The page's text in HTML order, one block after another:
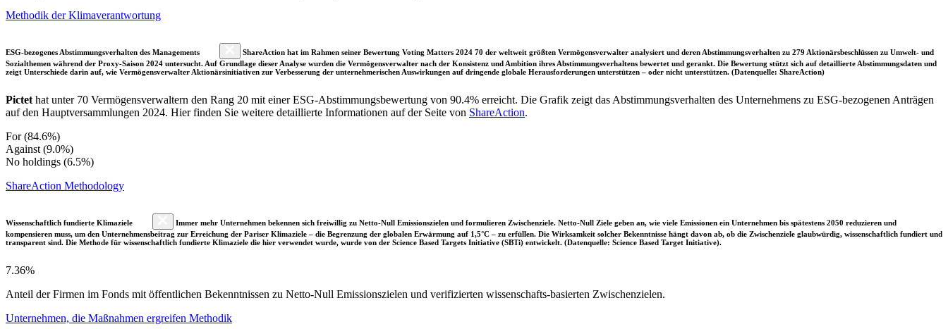
Methodik der Klimaverantwortung
ESG-bezogenes Abstimmungsverhalten des Managements
ShareAction hat im Rahmen seiner Bewertung Voting Matters 2024 70 der weltweit größten Vermögensverwalter analysiert und deren Abstimmungsverhalten zu 279 Aktionärsbeschlüssen zu Umwelt- und
Sozialthemen während der Proxy-Saison 2024 untersucht. Auf Grundlage dieser Analyse wurden die Vermögensverwalter nach der Konsistenz und Ambition ihres Abstimmungsverhaltens bewertet und gerankt. Die Bewertung stützt sich auf detaillierte Abstimmungsdaten und
zeigt Unterschiede darin auf, wie Vermögensverwalter Aktionärsinitiativen zur Verbesserung der unternehmerischen Auswirkungen auf dringende globale Herausforderungen unterstützen – oder nicht unterstützen. (Datenquelle: ShareAction)
Pictet hat unter 70 Vermögensverwaltern den Rang 20 mit einer ESG-Abstimmungsbewertung von 90.4% erreicht. Die Grafik zeigt das Abstimmungsverhalten des Unternehmens zu ESG-bezogenen Anträgen
auf den Hauptversammlungen 2024. Hier finden Sie weitere detaillierte Informationen auf der Seite von ShareAction.
For (84.6%)
Against (9.0%)
No holdings (6.5%)
ShareAction Methodology
Wissenschaftlich fundierte Klimaziele
Immer mehr Unternehmen bekennen sich freiwillig zu Netto-Null Emissionszielen und formulieren Zwischenziele. Netto-Null Ziele geben an, wie viele Emissionen ein Unternehmen bis spätestens 2050 reduzieren und
kompensieren muss, um den Unternehmensbeitrag zur Erreichung der Pariser Klimaziele – die Begrenzung der globalen Erwärmung auf 1,5°C – zu erfüllen. Die Wirksamkeit solcher Bekenntnisse hängt davon ab, ob die Zwischenziele glaubwürdig, wissenschaftlich fundiert und
transparent sind. Die Methode für wissenschaftlich fundierte Klimaziele die hier verwendet wurde, wurde von der Science Based Targets Initiative (SBTi) entwickelt. (Datenquelle: Science Based Target Initiative).
7.36%
Anteil der Firmen im Fonds mit öffentlichen Bekenntnissen zu Netto-Null Emissionszielen und verifizierten wissenschafts-basierten Zwischenzielen.
Unternehmen, die Maßnahmen ergreifen Methodik